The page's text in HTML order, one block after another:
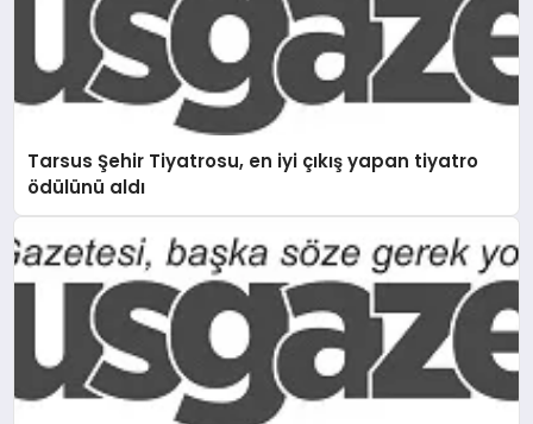
Tarsus Şehir Tiyatrosu, en iyi çıkış yapan tiyatro
ödülünü aldı